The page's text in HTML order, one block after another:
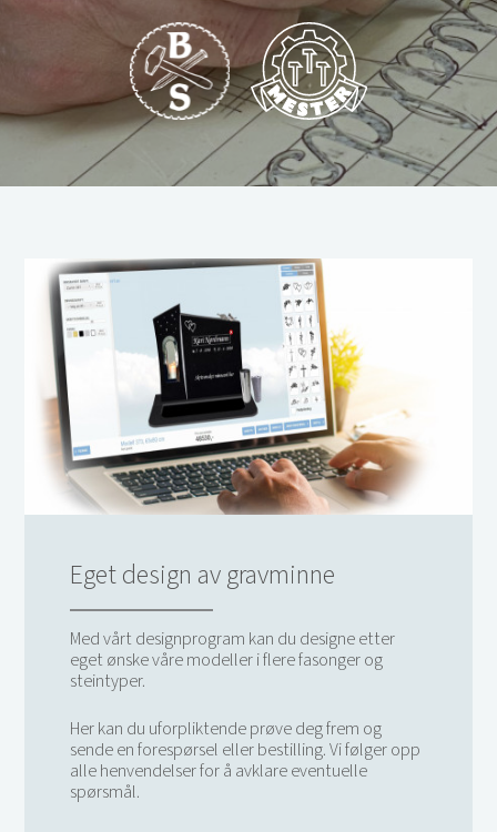
Eget design av gravminne
Med vårt designprogram kan du designe etter
eget ønske våre modeller i flere fasonger og
steintyper.
Her kan du uforpliktende prøve deg frem og
sende en forespørsel eller bestilling. Vi følger opp
alle henvendelser for å avklare eventuelle
spørsmål.